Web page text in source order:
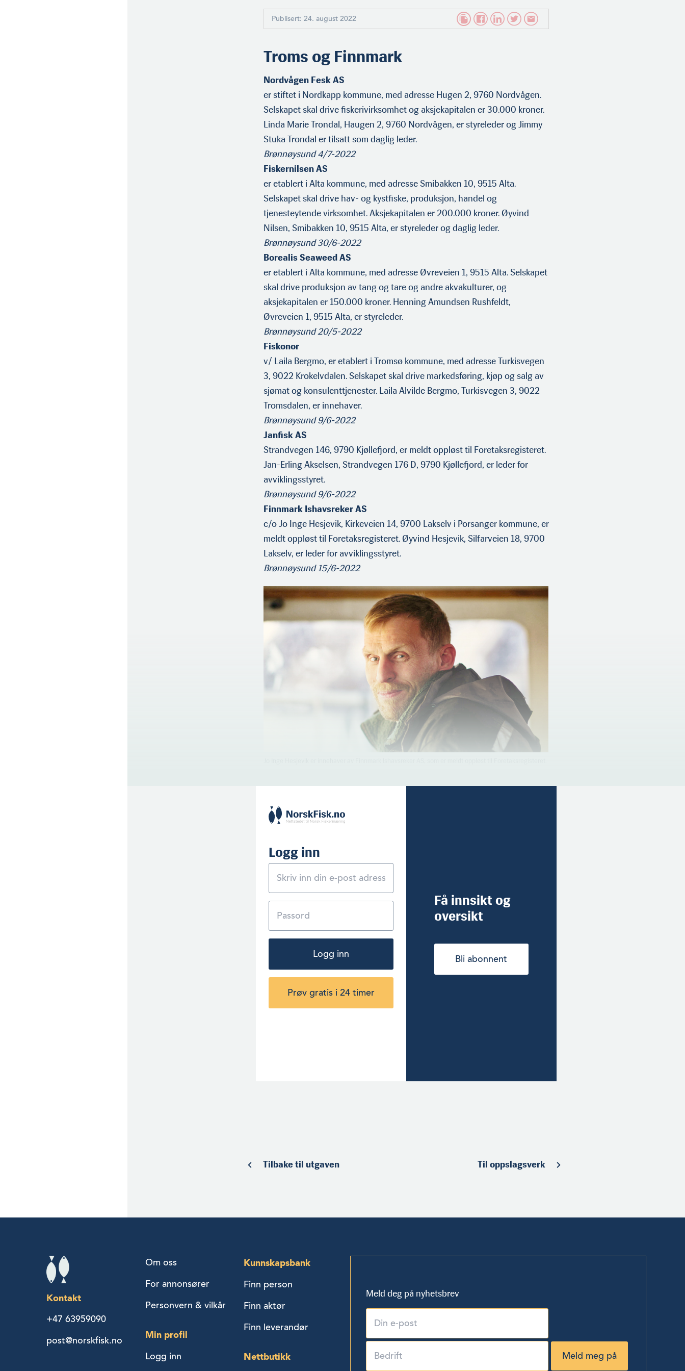
Publisert: 24. august 2022
Troms og Finnmark
Nordvågen Fesk AS
er stiftet i Nordkapp kommune, med adresse Hugen 2, 9760 Nordvågen.
Selskapet skal drive fiskerivirksomhet og aksjekapitalen er 30.000 kroner.
Linda Marie Trondal, Haugen 2, 9760 Nordvågen, er styreleder og Jimmy
Stuka Trondal er tilsatt som daglig leder.
Brønnøysund 4/7-2022
Fiskernilsen AS
er etablert i Alta kommune, med adresse Smibakken 10, 9515 Alta.
Selskapet skal drive hav- og kystfiske, produksjon, handel og
tjenesteytende virksomhet. Aksjekapitalen er 200.000 kroner. Øyvind
Nilsen, Smibakken 10, 9515 Alta, er styreleder og daglig leder.
Brønnøysund 30/6-2022
Borealis Seaweed AS
er etablert i Alta kommune, med adresse Øvreveien 1, 9515 Alta. Selskapet
skal drive produksjon av tang og tare og andre akvakul­turer, og
aksjekapitalen er 150.000 kroner. Henning Amundsen Rushfeldt,
Øvreveien 1, 9515 Alta, er styreleder.
Brønnøysund 20/5-2022
Fiskonor
v/ Laila Bergmo, er etablert i Tromsø kommune, med adresse Turkis­vegen
3, 9022 Krokelvdalen. Selskapet skal drive markedsføring, kjøp og salg av
sjømat og konsulenttjenester. Laila Alvilde Bergmo, Turkisvegen 3, 9022
Tromsdalen, er innehaver.
Brønnøysund 9/6-2022
Janfisk AS
Strandvegen 146, 9790 Kjøllefjord, er meldt oppløst til Foretaks­registeret.
Jan-Erling Akselsen, Strandvegen 176 D, 9790 Kjøllefjord, er leder for
avviklingsstyret.
Brønnøysund 9/6-2022
Finnmark Ishavsreker AS
c/o Jo Inge Hesjevik, Kirkeveien 14, 9700 Lakselv i Porsanger kommune, er
meldt oppløst til Foretaksregisteret. Øyvind Hesje­vik, Silfarveien 18, 9700
Lakselv, er leder for avviklingsstyret.
Brønnøysund 15/6-2022
Logg inn
Logg inn
Prøv gratis i 24 timer
Få innsikt og
oversikt
Bli abonnent
Tilbake til utgaven Til oppslagsverk
Kontakt
+47 63959090
post@norskfisk.no
Om oss
For annonsører
Personvern & vilkår
Min profil
Logg inn
Kunnskapsbank
Finn person
Finn aktør
Finn leverandør
Nettbutikk
Meld deg på nyhetsbrev